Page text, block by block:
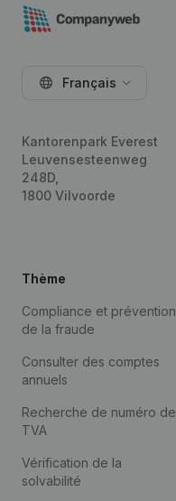
Français
Kantorenpark Everest
Leuvensesteenweg
248D,
1800 Vilvoorde
Thème
Compliance et prévention
de la fraude
Consulter des comptes
annuels
Recherche de numéro de
TVA
Vérification de la
solvabilité